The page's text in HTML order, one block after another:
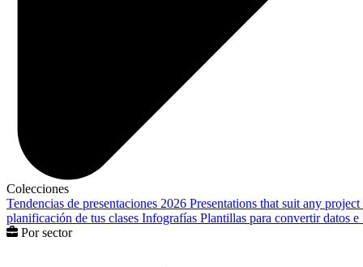
Colecciones
Tendencias de presentaciones 2026 Presentations that suit any project
planificación de tus clases Infografías Plantillas para convertir datos
Por sector